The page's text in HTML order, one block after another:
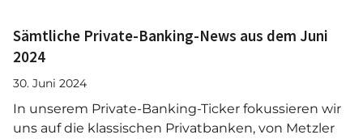
Sämtliche Private-Banking-News aus dem Juni
2024
30. Juni 2024
In unserem Private-Banking-Ticker fokussieren wir
uns auf die klassischen Privatbanken, von Metzler